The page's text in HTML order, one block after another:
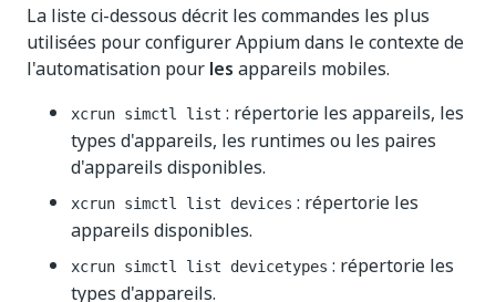
La liste ci-dessous décrit les commandes les plus
utilisées pour configurer Appium dans le contexte de
l'automatisation pour les appareils mobiles.
xcrun simctl list : répertorie les appareils, les
types d'appareils, les runtimes ou les paires
d'appareils disponibles.
xcrun simctl list devices : répertorie les
appareils disponibles.
xcrun simctl list devicetypes : répertorie les
types d'appareils.